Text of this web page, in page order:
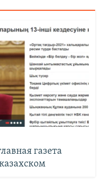
газета